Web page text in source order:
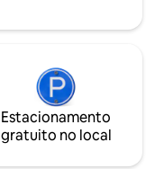
Estacionamento
gratuito no local